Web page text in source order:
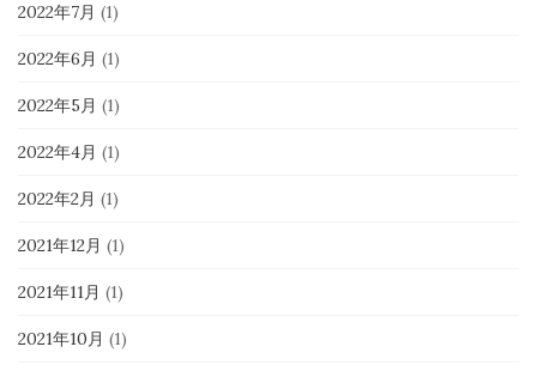
2022年7月 (1)
2022年6月 (1)
2022年5月 (1)
2022年4月 (1)
2022年2月 (1)
2021年12月 (1)
2021年11月 (1)
2021年10月 (1)